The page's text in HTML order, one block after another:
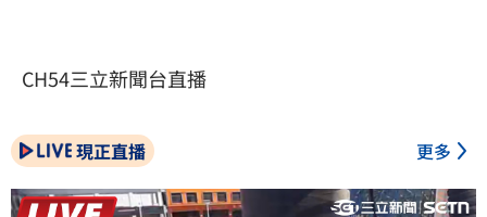
CH54三立新聞台直播
現正直播 更多